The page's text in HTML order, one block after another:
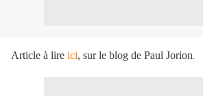
Article à lire ici, sur le blog de Paul Jorion.